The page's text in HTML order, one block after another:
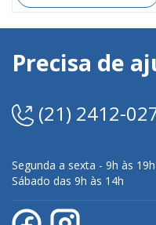
Precisa de
(21) 2412-
Segunda a sexta - 9h às 19h
Sábado das 9h às 14h